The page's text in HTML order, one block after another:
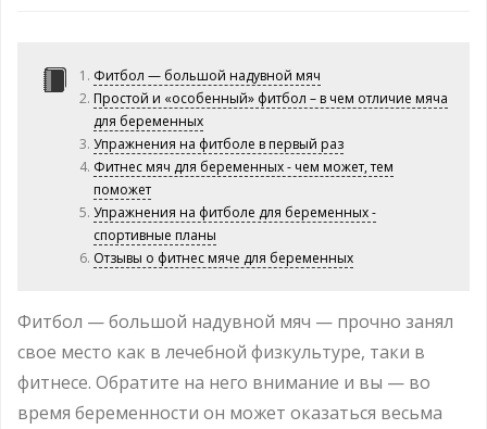
Фитбол — большой надувной мяч
Простой и «особенный» фитбол – в чем отличие мяча
для беременных
Упражнения на фитболе в первый раз
Фитнес мяч для беременных - чем может, тем
поможет
Упражнения на фитболе для беременных -
спортивные планы
Отзывы о фитнес мяче для беременных
Фитбол — большой надувной мяч — прочно занял
свое место как в лечебной физкультуре, таки в
фитнесе. Обратите на него внимание и вы — во
время беременности он может оказаться весьма